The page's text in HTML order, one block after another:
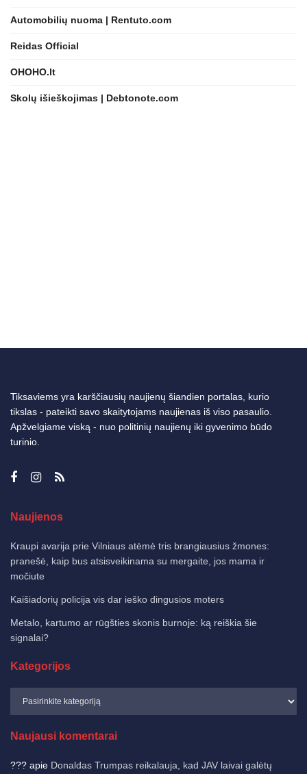
Automobilių nuoma | Rentuto.com
Reidas Official
OHOHO.lt
Skolų išieškojimas | Debtonote.com
Tiksaviems yra karščiausių naujienų šiandien portalas, kurio
tikslas - pateikti savo skaitytojams naujienas iš viso pasaulio.
Apžvelgiame viską - nuo politinių naujienų iki gyvenimo būdo
turinio.
Naujienos
Kraupi avarija prie Vilniaus atėmė tris brangiausius žmones:
pranešė, kaip bus atsisveikinama su mergaite, jos mama ir
močiute
Kaišiadorių policija vis dar ieško dingusios moters
Metalo, kartumo ar rūgšties skonis burnoje: ką reiškia šie
signalai?
Kategorijos
Naujausi komentarai
??? apie Donaldas Trumpas reikalauja, kad JAV laivai galėtų